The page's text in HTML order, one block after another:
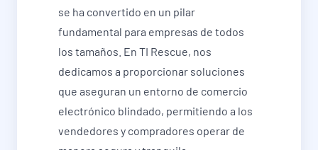
se ha convertido en un pilar
fundamental para empresas de todos
los tamaños. En TI Rescue, nos
dedicamos a proporcionar soluciones
que aseguran un entorno de comercio
electrónico blindado, permitiendo a los
vendedores y compradores operar de